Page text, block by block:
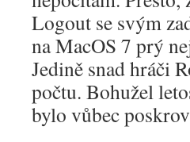
Logout se svým
na MacOS 7 prý
Jedině snad hráči
počtu. Bohužel
bylo vůbec